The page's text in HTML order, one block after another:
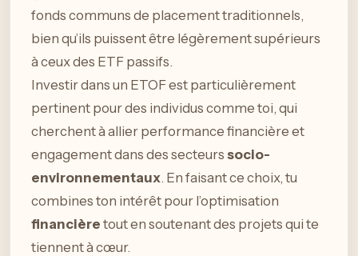
fonds communs de placement traditionnels,
bien qu’ils puissent être légèrement supérieurs
à ceux des ETF passifs.
Investir dans un ETOF est particulièrement
pertinent pour des individus comme toi, qui
cherchent à allier performance financière et
engagement dans des secteurs socio-
environnementaux. En faisant ce choix, tu
combines ton intérêt pour l’optimisation
financière tout en soutenant des projets qui te
tiennent à cœur.